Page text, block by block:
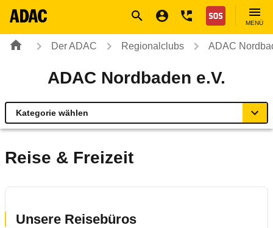
Nothilfe
MENÜ
Der ADAC Regionalclubs ADAC
ADAC Nordbaden e.V.
Kategorie wählen
Reise & Freizeit
Unsere Reisebüros